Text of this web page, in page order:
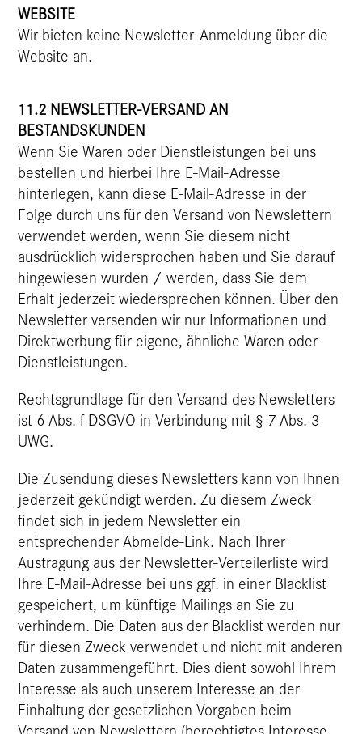
WEBSITE
Wir bieten keine Newsletter-Anmeldung über die
Website an.
11.2 NEWSLETTER-VERSAND AN
BESTANDSKUNDEN
Wenn Sie Waren oder Dienstleistungen bei uns
bestellen und hierbei Ihre E-Mail-Adresse
hinterlegen, kann diese E-Mail-Adresse in der
Folge durch uns für den Versand von Newslettern
verwendet werden, wenn Sie diesem nicht
ausdrücklich widersprochen haben und Sie darauf
hingewiesen wurden / werden, dass Sie dem
Erhalt jederzeit wiedersprechen können. Über den
Newsletter versenden wir nur Informationen und
Direktwerbung für eigene, ähnliche Waren oder
Dienstleistungen.
Rechtsgrundlage für den Versand des Newsletters
ist 6 Abs. f DSGVO in Verbindung mit § 7 Abs. 3
UWG.
Die Zusendung dieses Newsletters kann von Ihnen
jederzeit gekündigt werden. Zu diesem Zweck
findet sich in jedem Newsletter ein
entsprechender Abmelde-Link. Nach Ihrer
Austragung aus der Newsletter-Verteilerliste wird
Ihre E-Mail-Adresse bei uns ggf. in einer Blacklist
gespeichert, um künftige Mailings an Sie zu
verhindern. Die Daten aus der Blacklist werden nur
für diesen Zweck verwendet und nicht mit anderen
Daten zusammengeführt. Dies dient sowohl Ihrem
Interesse als auch unserem Interesse an der
Einhaltung der gesetzlichen Vorgaben beim